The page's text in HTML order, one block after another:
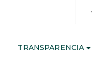
TRANSPARENCIA